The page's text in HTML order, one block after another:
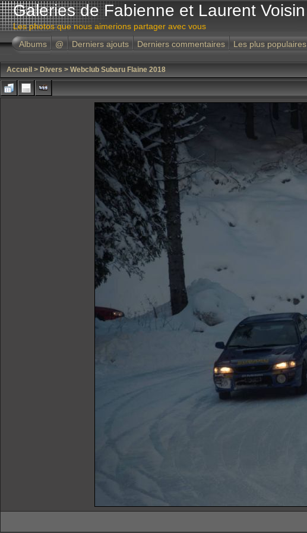
Galeries de Fabienne et Laurent Voisin
Les photos que nous aimerions partager avec vous
Albums
@ Derniers ajouts Derniers commentaires Les plus populaires
Accueil > Divers > Webclub Subaru Flaine 2018